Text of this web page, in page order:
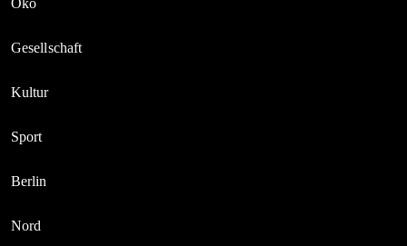
Öko
Gesellschaft
Kultur
Sport
Berlin
Nord